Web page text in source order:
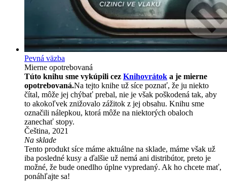
Pevná väzba
Mierne opotrebovaná
Túto knihu sme vykúpili cez Knihovrátok a je mierne
opotrebovaná.Na tejto knihe už síce poznať, že ju niekto
čítal, môže jej chýbať prebal, nie je však poškodená tak, aby
to akokoľvek znižovalo zážitok z jej obsahu. Knihu sme
označili nálepkou, ktorá môže na niektorých obaloch
zanechať stopy.
Čeština, 2021
Na sklade
Tento produkt síce máme aktuálne na sklade, máme však už
iba posledné kusy a ďalšie už nemá ani distribútor, preto je
možné, že bude onedlho úplne vypredaný. Ak ho chcete mať,
ponáhľajte sa!